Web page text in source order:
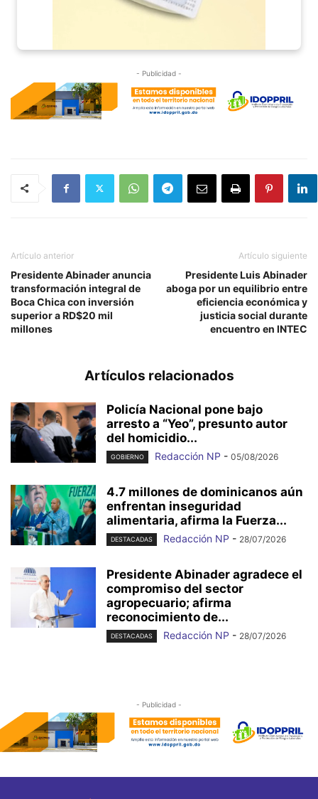
- Publicidad -
Artículo anterior
Presidente Abinader anuncia
transformación integral de
Boca Chica con inversión
superior a RD$20 mil
millones
Artículo siguiente
Presidente Luis Abinader
aboga por un equilibrio entre
eficiencia económica y
justicia social durante
encuentro en INTEC
Artículos relacionados
Policía Nacional pone bajo
arresto a “Yeo”, presunto autor
del homicidio...
GOBIERNO Redacción NP - 05/08/2026
4.7 millones de dominicanos aún
enfrentan inseguridad
alimentaria, afirma la Fuerza...
DESTACADAS Redacción NP - 28/07/2026
Presidente Abinader agradece el
compromiso del sector
agropecuario; afirma
reconocimiento de...
DESTACADAS Redacción NP - 28/07/2026
- Publicidad -